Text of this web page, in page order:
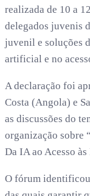
realizada de 10 a
delegados juvenis
juvenil e soluções
artificial e no
A declaração foi
Costa (Angola) e
as discussões do
organização sobre
Da IA ao Acesso
O fórum